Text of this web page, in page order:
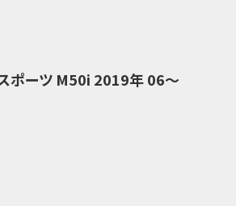
ポーツ M50i 2019年 06～